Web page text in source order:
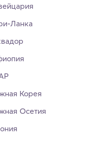
Ланка
Корея
Осетия